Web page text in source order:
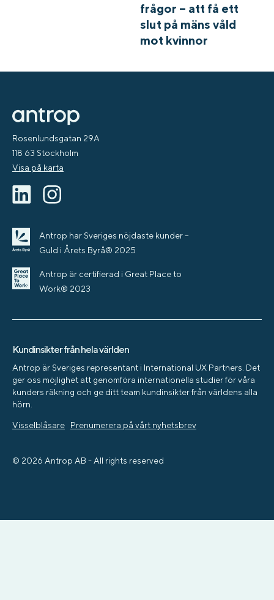
frågor – att få ett
slut på mäns våld
mot kvinnor
Rosenlundsgatan 29A
118 63 Stockholm
Visa på karta
Antrop har Sveriges nöjdaste kunder –
Guld i Årets Byrå® 2025
Antrop är certifierad i Great Place to
Work® 2023
Kundinsikter från hela världen
Antrop är Sveriges representant i International UX Partners. Det
ger oss möjlighet att genomföra internationella studier för våra
kunders räkning och ge ditt team kundinsikter från världens alla
hörn.
Visselblåsare Prenumerera på vårt nyhetsbrev
© 2026 Antrop AB - All rights reserved